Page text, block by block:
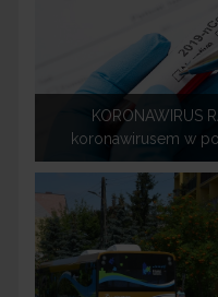
KORONAWIRUS
koronawirusem w